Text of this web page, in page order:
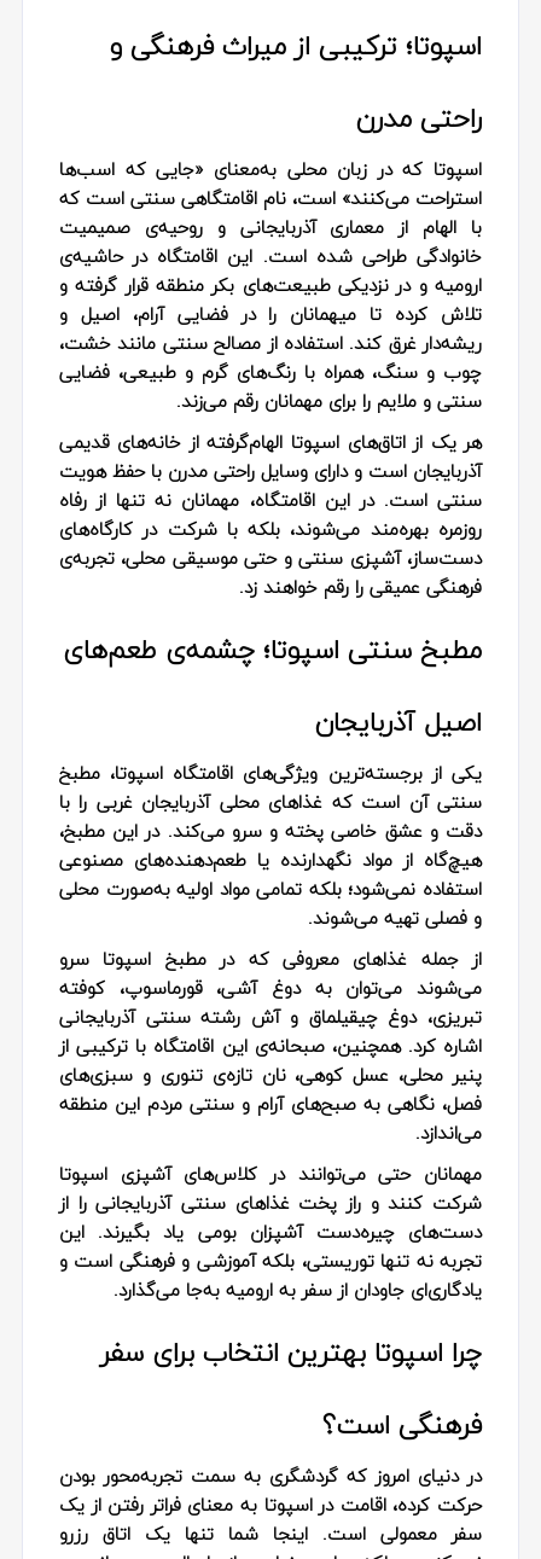
اسپوتا؛ ترکیبی از میراث فرهنگی و
راحتی مدرن
اسپوتا که در زبان محلی به‌معنای «جایی که اسب‌ها
استراحت می‌کنند» است، نام اقامتگاهی سنتی است که
با الهام از معماری آذربایجانی و روحیه‌ی صمیمیت
خانوادگی طراحی شده است. این اقامتگاه در حاشیه‌ی
ارومیه و در نزدیکی طبیعت‌های بکر منطقه قرار گرفته و
تلاش کرده تا میهمانان را در فضایی آرام، اصیل و
ریشه‌دار غرق کند. استفاده از مصالح سنتی مانند خشت،
چوب و سنگ، همراه با رنگ‌های گرم و طبیعی، فضایی
سنتی و ملایم را برای مهمانان رقم می‌زند.
هر یک از اتاق‌های اسپوتا الهام‌گرفته از خانه‌های قدیمی
آذربایجان است و دارای وسایل راحتی مدرن با حفظ هویت
سنتی است. در این اقامتگاه، مهمانان نه تنها از رفاه
روزمره بهره‌مند می‌شوند، بلکه با شرکت در کارگاه‌های
دست‌ساز، آشپزی سنتی و حتی موسیقی محلی، تجربه‌ی
فرهنگی عمیقی را رقم خواهند زد.
مطبخ سنتی اسپوتا؛ چشمه‌ی طعم‌های
اصیل آذربایجان
یکی از برجسته‌ترین ویژگی‌های اقامتگاه اسپوتا، مطبخ
سنتی آن است که غذاهای محلی آذربایجان غربی را با
دقت و عشق خاصی پخته و سرو می‌کند. در این مطبخ،
هیچ‌گاه از مواد نگهدارنده یا طعم‌دهنده‌های مصنوعی
استفاده نمی‌شود؛ بلکه تمامی مواد اولیه به‌صورت محلی
و فصلی تهیه می‌شوند.
از جمله غذاهای معروفی که در مطبخ اسپوتا سرو
می‌شوند می‌توان به دوغ آشی، قورماسوپ، کوفته
تبریزی، دوغ چیقیلماق و آش رشته سنتی آذربایجانی
اشاره کرد. همچنین، صبحانه‌ی این اقامتگاه با ترکیبی از
پنیر محلی، عسل کوهی، نان تازه‌ی تنوری و سبزی‌های
فصل، نگاهی به صبح‌های آرام و سنتی مردم این منطقه
می‌اندازد.
مهمانان حتی می‌توانند در کلاس‌های آشپزی اسپوتا
شرکت کنند و راز پخت غذاهای سنتی آذربایجانی را از
دست‌های چیره‌دست آشپزان بومی یاد بگیرند. این
تجربه نه تنها توریستی، بلکه آموزشی و فرهنگی است و
یادگاری‌ای جاودان از سفر به ارومیه به‌جا می‌گذارد.
چرا اسپوتا بهترین انتخاب برای سفر
فرهنگی است؟
در دنیای امروز که گردشگری به سمت تجربه‌محور بودن
حرکت کرده، اقامت در اسپوتا به معنای فراتر رفتن از یک
سفر معمولی است. اینجا شما تنها یک اتاق رزرو